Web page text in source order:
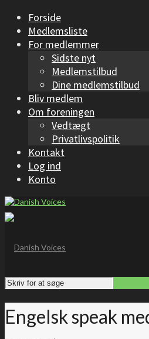
Forside
Medlemsliste
For medlemmer
Sidste nyt
Medlemstilbud
Dine medlemstilbud
Bliv medlem
Om foreningen
Vedtægt
Privatlivspolitik
Kontakt
Log ind
Konto
Engelsk speak